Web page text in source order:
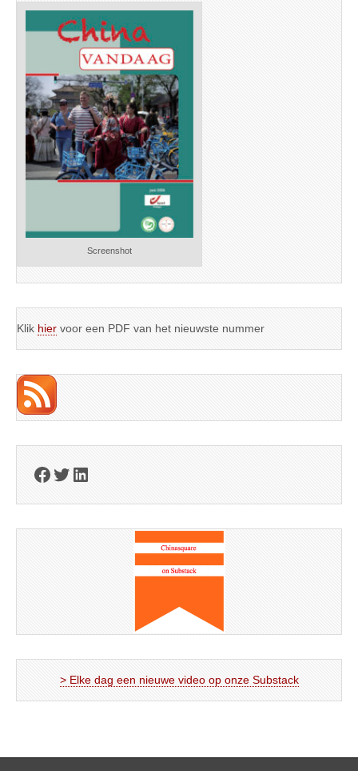
Screenshot
Klik hier voor een PDF van het nieuwste nummer
Facebook
Twitter
LinkedIn
> Elke dag een nieuwe video op onze Substack